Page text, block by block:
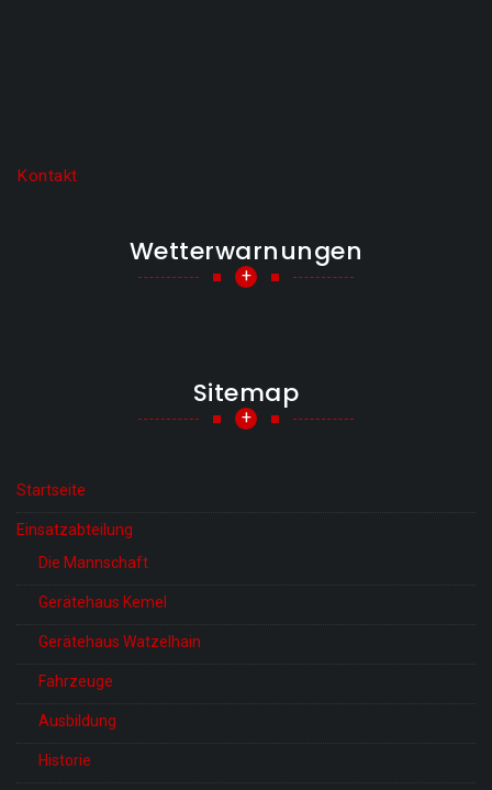
Kontakt
Wetterwarnungen
+
Sitemap
+
Startseite
Einsatzabteilung
Die Mannschaft
Gerätehaus Kemel
Gerätehaus Watzelhain
Fahrzeuge
Ausbildung
Historie